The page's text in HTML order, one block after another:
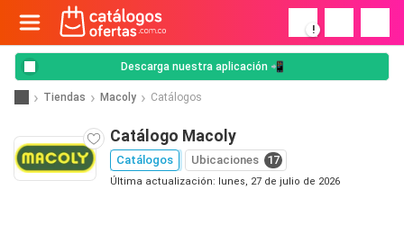
!
Descarga nuestra aplicación 📲
Tiendas Macoly Catálogos
Catálogo Macoly
Catálogos Ubicaciones 17
Última actualización: lunes, 27 de julio de 2026